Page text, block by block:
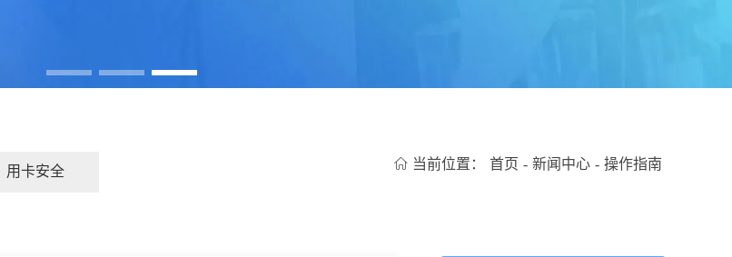
用卡安全 当前位置： 首页 - 新闻中心 - 操作指南